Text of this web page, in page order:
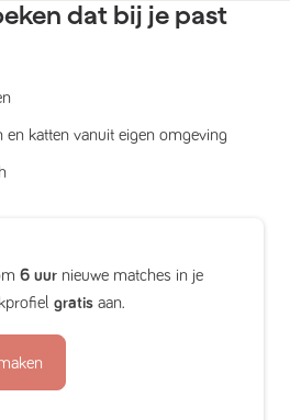
dat bij je past
en katten vanuit eigen omgeving
6 uur nieuwe matches in je
gratis aan.